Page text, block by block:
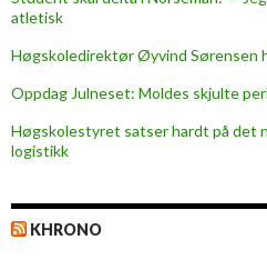
atletisk
Høgskoledirektør Øyvind Sørensen
Oppdag Julneset: Moldes skjulte
Høgskolestyret satser hardt på det
logistikk
KHRONO